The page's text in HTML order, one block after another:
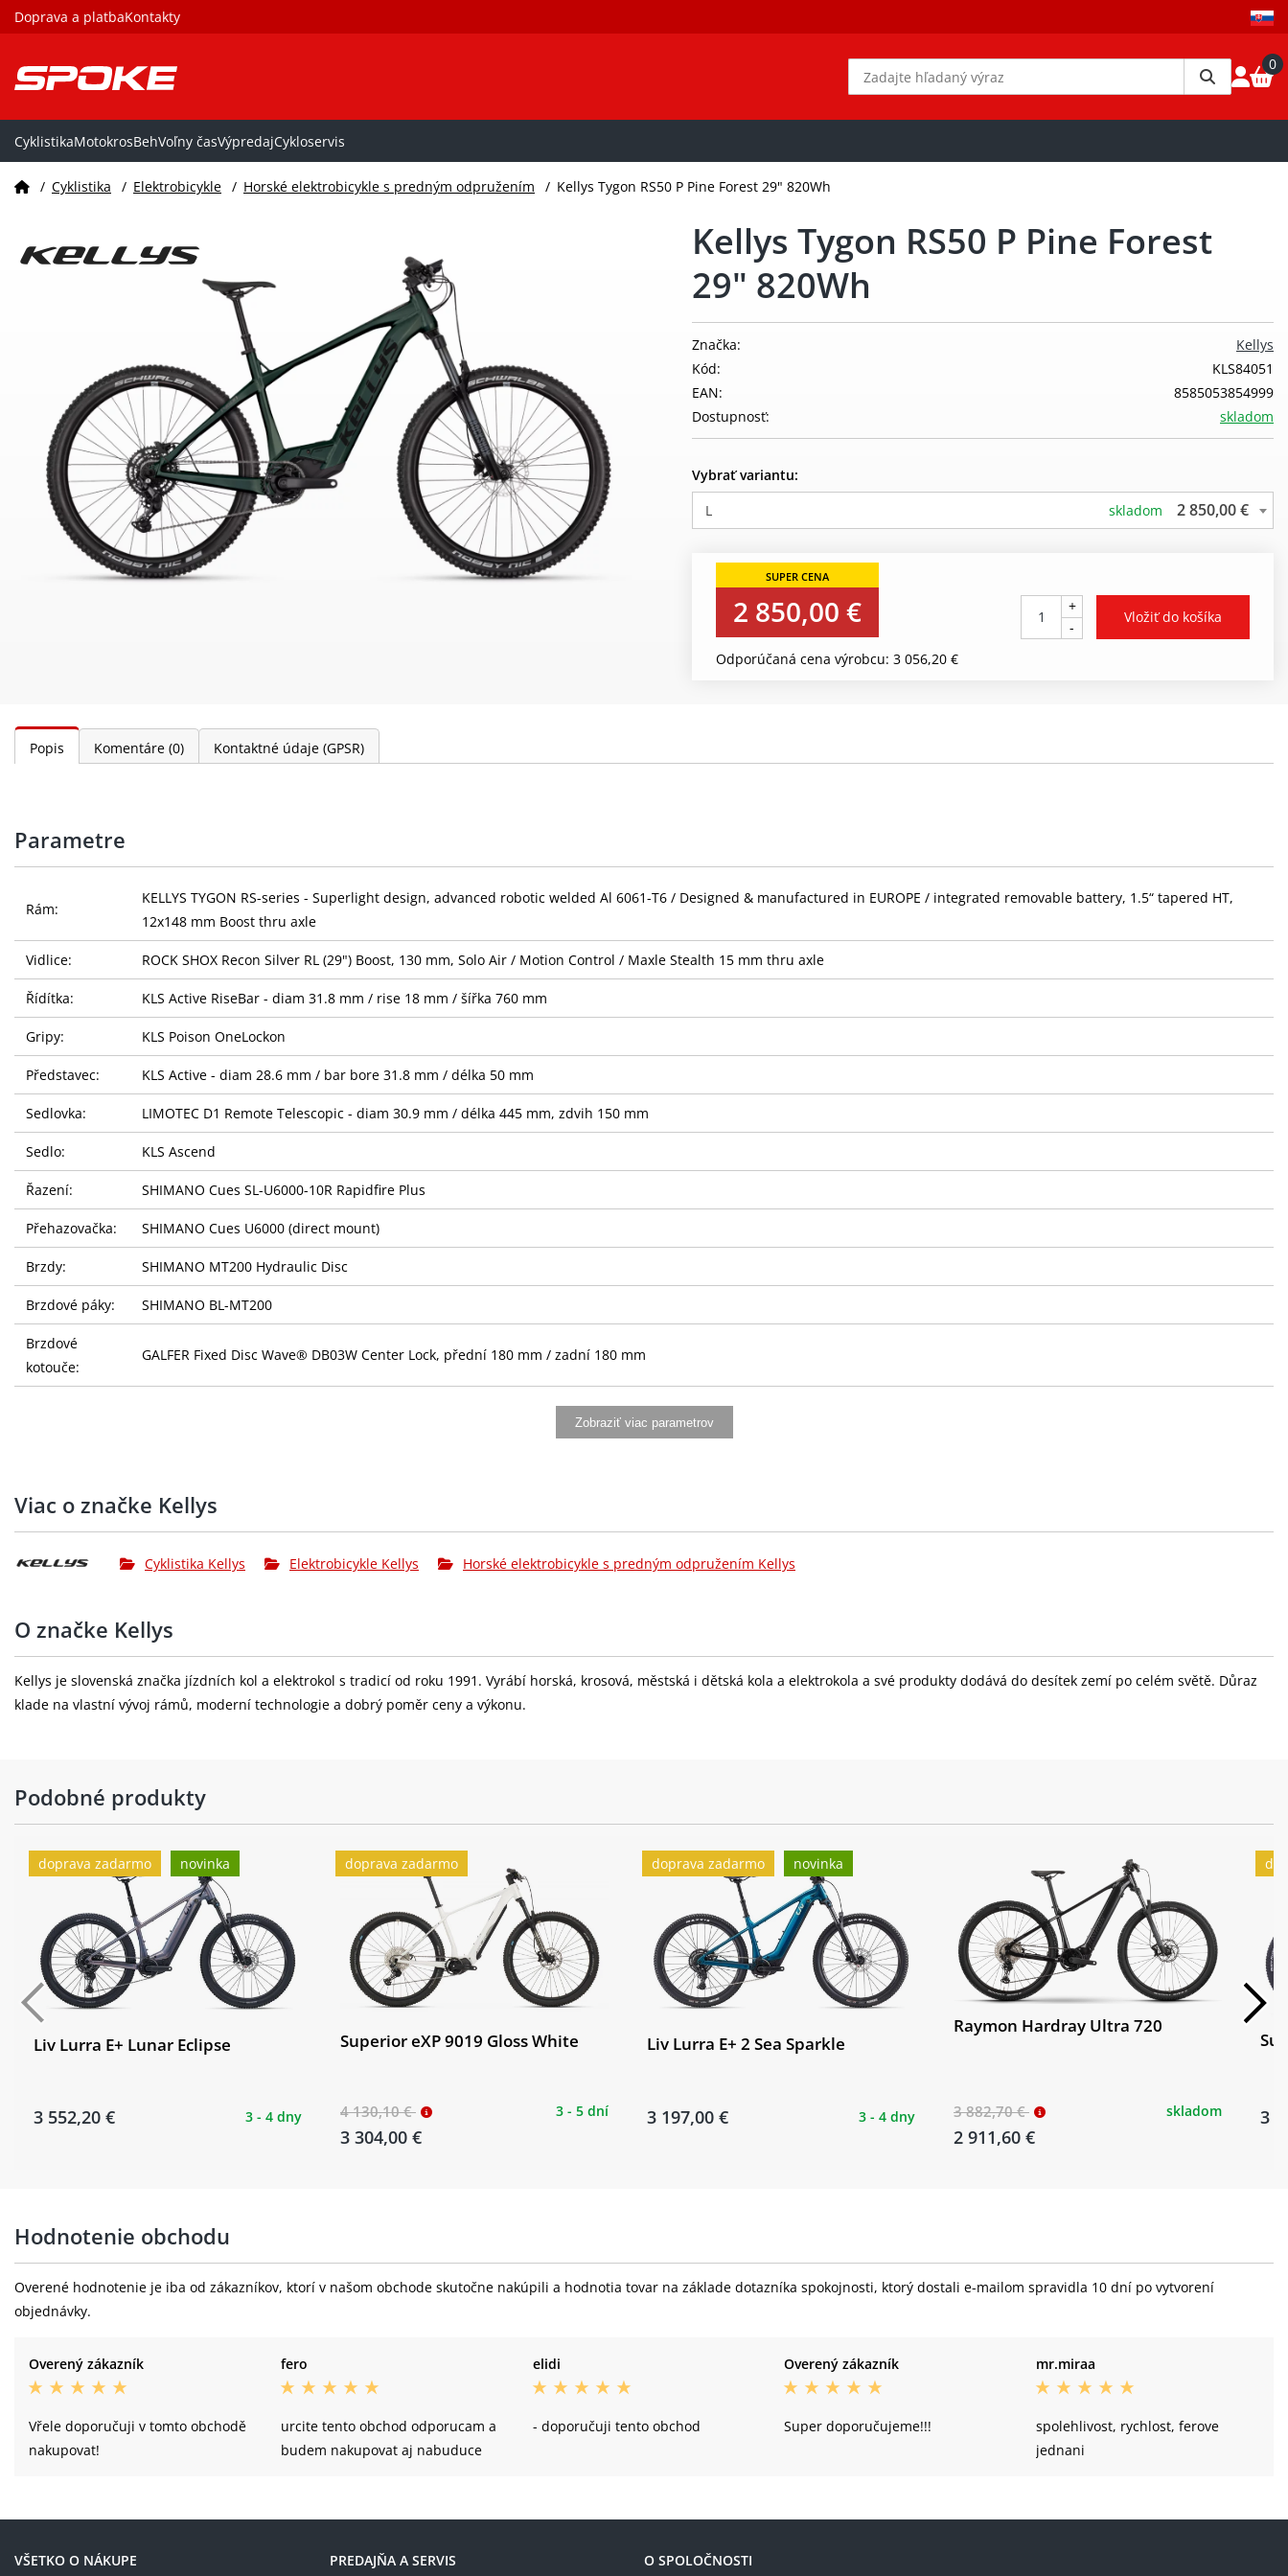
Doprava a platbaKontakty
0
CyklistikaMotokrosBehVoľny časVýpredajCykloservis
/ Cyklistika / Elektrobicykle / Horské elektrobicykle s predným odpružením / Kellys Tygon RS50 P Pine Forest 29" 820Wh
Kellys Tygon RS50 P Pine Forest
29" 820Wh
Kellys
Značka:
KLS84051
Kód:
8585053854999
EAN:
skladom
Dostupnosť:
Vybrať variantu:
L
skladom 2 850,00 €
2 850,00 €
Odporúčaná cena výrobcu: 3 056,20 €
+
-
Popis Komentáre (0) Kontaktné údaje (GPSR)
Parametre
Rám:
KELLYS TYGON RS-series - Superlight design, advanced robotic welded Al 6061-T6 / Designed & manufactured in EUROPE / integrated removable battery, 1.5“ tapered HT,
12x148 mm Boost thru axle
Vidlice: ROCK SHOX Recon Silver RL (29") Boost, 130 mm, Solo Air / Motion Control / Maxle Stealth 15 mm thru axle
Řídítka: KLS Active RiseBar - diam 31.8 mm / rise 18 mm / šířka 760 mm
Gripy: KLS Poison OneLockon
Představec: KLS Active - diam 28.6 mm / bar bore 31.8 mm / délka 50 mm
Sedlovka: LIMOTEC D1 Remote Telescopic - diam 30.9 mm / délka 445 mm, zdvih 150 mm
Sedlo: KLS Ascend
Řazení: SHIMANO Cues SL-U6000-10R Rapidfire Plus
Přehazovačka: SHIMANO Cues U6000 (direct mount)
Brzdy: SHIMANO MT200 Hydraulic Disc
Brzdové páky: SHIMANO BL-MT200
Brzdové
kotouče:
GALFER Fixed Disc Wave® DB03W Center Lock, přední 180 mm / zadní 180 mm
ACROS 1.8" tapered semi-integrated
Ráfky: KLS Asesino 30 Disc 622x30 (32 děr)
Přední náboj: SHIMANO TC500-15-B / TC500-HM-B Disc Center Lock (32 děr)
Pláště: SCHWALBE Nobby Nic Performance 62-622 (29"x2.40) ADDIX, folding
PANASONIC GXM AMXXPRO - Compact, High Torque & Low weight drive unit, max torque 105 Nm, weight 2.56 kg
baterie: KELLYS K2 AMXXPRO CARBON 820 Wh - superhigh energy density 236 Wh/kg, weight 3.48 kg, capacity 23 Ah, co-developed by KELLYS-BMZ
jednotka:
PANASONIC
cyklopočítač: PANASONIC GXM Center Display 501 - Bluetooth® 5.0 navigation, PANASONIC App conectivity
Zobraziť viac parametrov
Viac o značke Kellys
Cyklistika Kellys Elektrobicykle Kellys Horské elektrobicykle s predným odpružením Kellys
O značke Kellys
Kellys je slovenská značka jízdních kol a elektrokol s tradicí od roku 1991. Vyrábí horská, krosová, městská i dětská kola a elektrokola a své produkty dodává do desítek zemí po celém světě. Důraz
klade na vlastní vývoj rámů, moderní technologie a dobrý poměr ceny a výkonu.
Podobné produkty
doprava zadarmo novinka
Liv Lurra E+ Lunar Eclipse
3 552,20 € 3 - 4 dny
doprava zadarmo
Superior eXP 9019 Gloss White
4 130,10 €
3 304,00 €
3 - 5 dní
doprava zadarmo novinka
Liv Lurra E+ 2 Sea Sparkle
3 197,00 € 3 - 4 dny
Raymon Hardray Ultra 720
3 882,70 €
2 911,60 €
skladom 3
Hodnotenie obchodu
Overené hodnotenie je iba od zákazníkov, ktorí v našom obchode skutočne nakúpili a hodnotia tovar na základe dotazníka spokojnosti, ktorý dostali e-mailom spravidla 10 dní po vytvorení
objednávky.
Overený zákazník
Vřele doporučuji v tomto obchodě
nakupovat!
fero
urcite tento obchod odporucam a
budem nakupovat aj nabuduce
elidi
- doporučuji tento obchod
Overený zákazník
Super doporučujeme!!!
mr.miraa
spolehlivost, rychlost, ferove
jednani
VŠETKO O NÁKUPE PREDAJŇA A SERVIS O SPOLOČNOSTI